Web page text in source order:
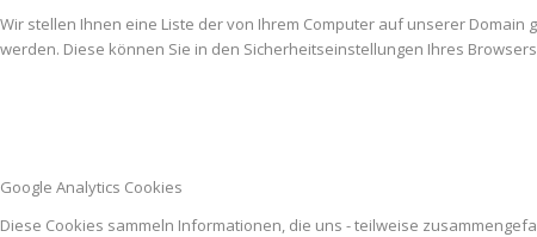
Wir stellen Ihnen eine Liste der von Ihrem Computer auf unserer
werden. Diese können Sie in den Sicherheitseinstellungen Ihres
Google Analytics Cookies
Diese Cookies sammeln Informationen, die uns - teilweise